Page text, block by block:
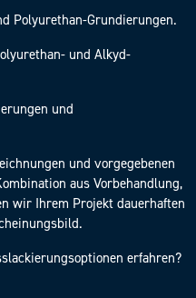
Polyurethan-Grundierungen.
und Alkyd-
und
und vorgegebenen
aus Vorbehandlung,
wir Ihrem Projekt dauerhaften
erfahren?